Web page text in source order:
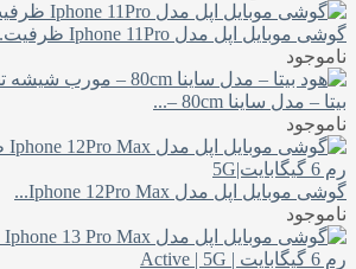
گوشی موبایل اپل مدل Iphone 11Pro ظرفیت...
ناموجود
بیتا – مدل ساینا 80cm –...
ناموجود
گوشی موبایل اپل مدل Iphone 12Pro Max...
ناموجود